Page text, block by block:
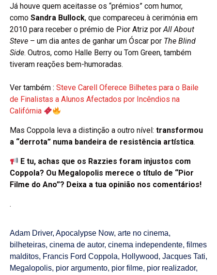
Já houve quem aceitasse os “prémios” com humor,
como Sandra Bullock, que compareceu à cerimónia em
2010 para receber o prémio de Pior Atriz porAll About
Steve – um dia antes de ganhar um Óscar por The Blind
Side. Outros, como Halle Berry ou Tom Green, também
tiveram reações bem-humoradas.
Ver também : Steve Carell Oferece Bilhetes para o Baile
de Finalistas a Alunos Afectados por Incêndios na
Califórnia
Mas Coppola leva a distinção a outro nível: transformou
a “derrota” numa bandeira de resistência artística.
E tu, achas que os Razzies foram injustos com
Coppola? Ou Megalopolis merece o título de “Pior
Filme do Ano”? Deixa a tua opinião nos comentários!
.
Adam Driver, Apocalypse Now, arte no cinema,
bilheteiras, cinema de autor, cinema independente, filmes
malditos, Francis Ford Coppola, Hollywood, Jacques Tati,
Megalopolis, pior argumento, pior filme, pior realizador,